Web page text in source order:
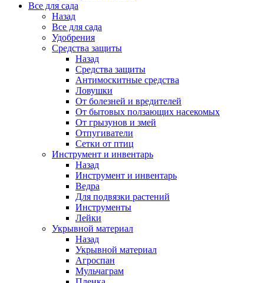
Все для сада
Назад
Все для сада
Удобрения
Средства защиты
Назад
Средства защиты
Антимоскитные средства
Ловушки
От болезней и вредителей
От бытовых ползающих насекомых
От грызунов и змей
Отпугиватели
Сетки от птиц
Инструмент и инвентарь
Назад
Инструмент и инвентарь
Ведра
Для подвязки растений
Инструменты
Лейки
Укрывной материал
Назад
Укрывной материал
Агроспан
Мульчаграм